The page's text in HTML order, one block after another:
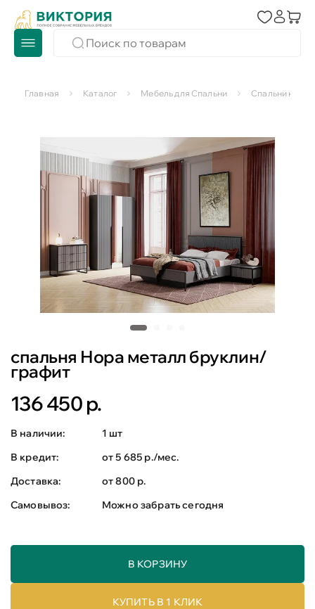
Главная Каталог Мебель для Спальни Спальни
спальня Нора металл бруклин/
графит
136 450 р.
В наличии:
1 шт
В кредит:
от 5 685 р./мес.
Доставка:
от 800 р.
Самовывоз:
Можно забрать сегодня
В КОРЗИНУ
КУПИТЬ В 1 КЛИК